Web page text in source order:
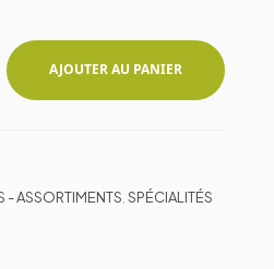
AJOUTER AU PANIER
- ASSORTIMENTS ,SPÉCIALITÉS